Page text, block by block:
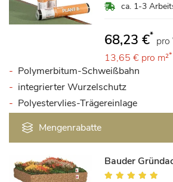
ca. 1-3
68,23 €* pro
13,65 € pro m²*
Polymerbitum-Schweißbahn
integrierter Wurzelschutz
Polyestervlies-Trägereinlage
Mengenrabatte
Bauder
Bewertung: